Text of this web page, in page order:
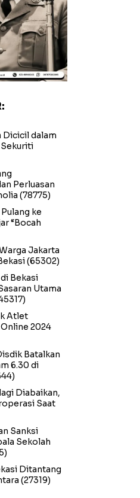
Dicicil dalam
Sekuriti
Perluasan
(78775)
ke
“Bocah
Jakarta
(65302)
Bekasi
Utama
Atlet
2024
Batalkan
6.30 di
Diabaikan,
Saat
Sanksi
Sekolah
Ditantang
(27319)